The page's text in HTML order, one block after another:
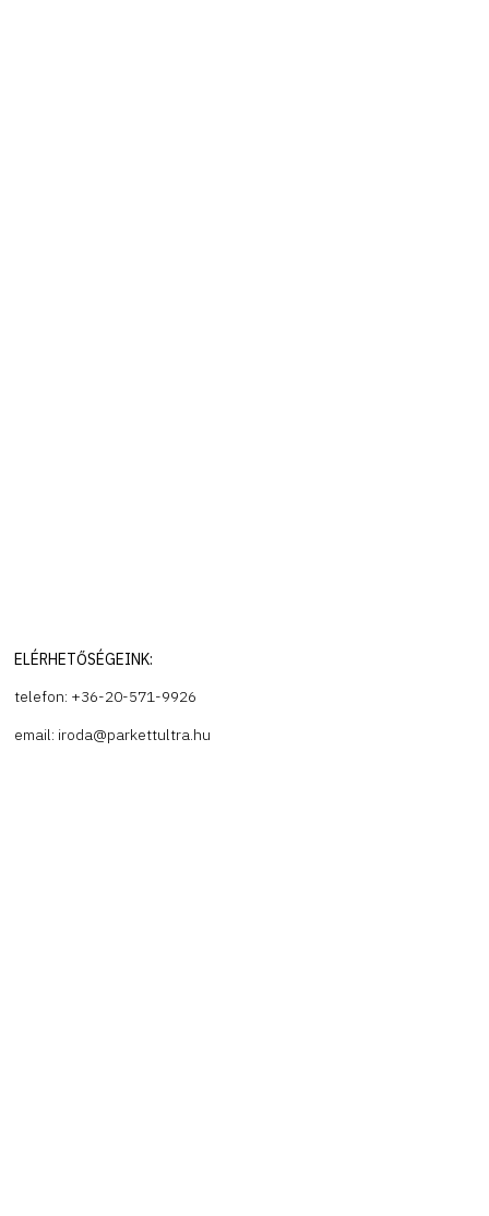
ELÉRHETŐSÉGEINK:
telefon: +36-20-571-9926
email: iroda@parkettultra.hu